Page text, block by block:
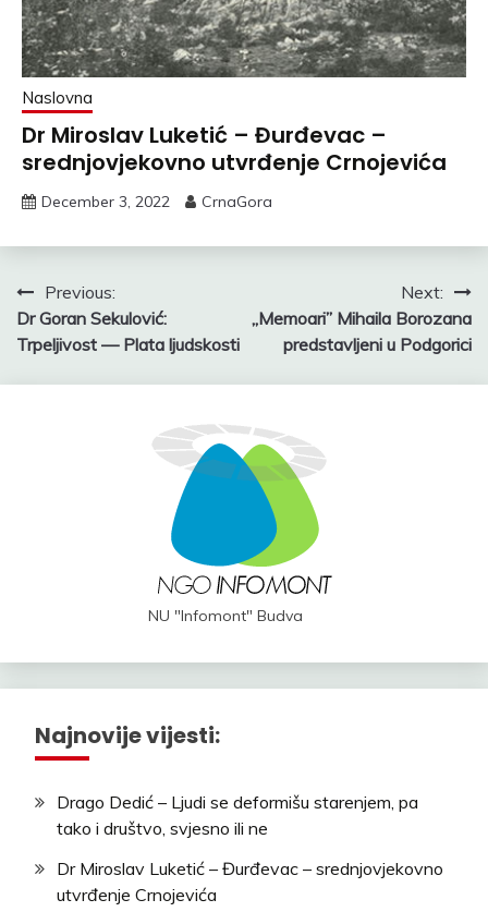
Naslovna
Dr Miroslav Luketić – Đurđevac –
srednjovjekovno utvrđenje Crnojevića
December 3, 2022 CrnaGora
Post
navigation
Previous:
Dr Goran Sekulović:
Trpeljivost — Plata ljudskosti
Next:
„Memoari” Mihaila Borozana
predstavljeni u Podgorici
NU "Infomont" Budva
Najnovije vijesti:
Drago Dedić – Ljudi se deformišu starenjem, pa
tako i društvo, svjesno ili ne
Dr Miroslav Luketić – Đurđevac – srednjovjekovno
utvrđenje Crnojevića